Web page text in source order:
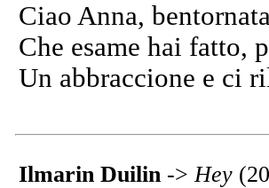
Ciao Anna,
Che esame hai fatto,
Un abbraccione e ci
Ilmarin Duilin ->Hey